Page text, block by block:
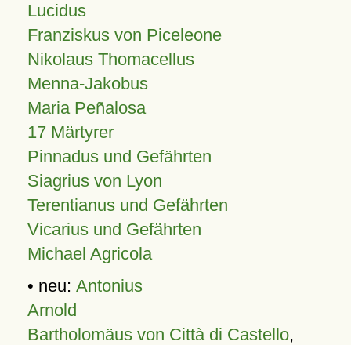
Lucidus
Franziskus von Piceleone
Nikolaus Thomacellus
Menna-Jakobus
Maria Peñalosa
17 Märtyrer
Pinnadus und Gefährten
Siagrius von Lyon
Terentianus und Gefährten
Vicarius und Gefährten
Michael Agricola
• neu: Antonius
Arnold
Bartholomäus von Città di Castello,